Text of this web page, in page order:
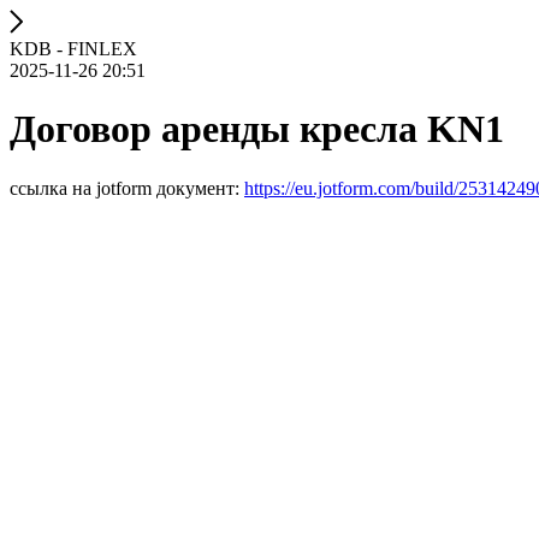
KDB - FINLEX
2025-11-26 20:51
Договор аренды кресла KN1
ссылка на jotform документ: https://eu.jotform.com/build/